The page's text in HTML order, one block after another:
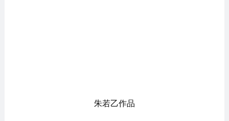
朱若乙作品